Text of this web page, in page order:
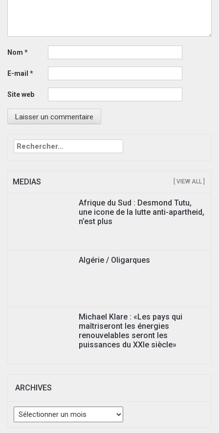
Nom *
E-mail *
Site web
Rechercher :
MEDIAS [ VIEW ALL ]
Afrique du Sud : Desmond Tutu,
une icone de la lutte anti-apartheid,
n’est plus
Algérie / Oligarques
Michael Klare : «Les pays qui
maîtriseront les énergies
renouvelables seront les
puissances du XXIe siècle»
ARCHIVES
Archives